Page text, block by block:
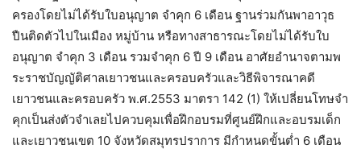
ครองโดยไม่ได้รับใบอนุญาต จำคุก 6 เดือน ฐานร่วมกันพาอาวุธ
ปืนติดตัวไปในเมือง หมู่บ้าน หรือทางสาธารณะโดยไม่ได้รับใบ
อนุญาต จำคุก 3 เดือน รวมจำคุก 6 ปี 9 เดือน อาศัยอำนาจตามพ
ระราชบัญญัติศาลเยาวชนและครอบครัวและวิธีพิจารณาคดี
เยาวชนและครอบครัว พ.ศ.2553 มาตรา 142 (1) ให้เปลี่ยนโทษจำ
คุกเป็นส่งตัวจำเลยไปควบคุมเพื่อฝึกอบรมที่ศูนย์ฝึกและอบรมเด็ก
และเยาวชนเขต 10 จังหวัดสมุทรปราการ มีกำหนดขั้นต่ำ 6 เดือน